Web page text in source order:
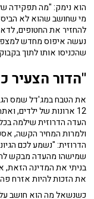
הוא נימק: "מה תפקידה
להחזיר את החטופים,
נעשה איפוס מחדש למצפן
שהכניסו אותו לתוך
"הדור הצעיר
את הטבח במג'דל שמס
12 ארונות של ילדים,
ולמרות המחיר הקשה,
הדרוזית: "נשמע לכם
שמישהו מהעדה מבקש
בניתי את המדינה הזאת,
את הזכות להיות אזרח
כשנשאל מה הוא חושב